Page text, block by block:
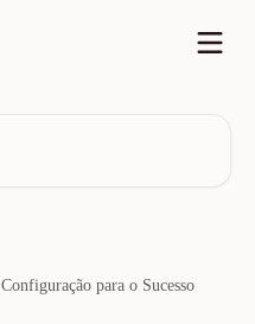
Configuração para o Sucesso